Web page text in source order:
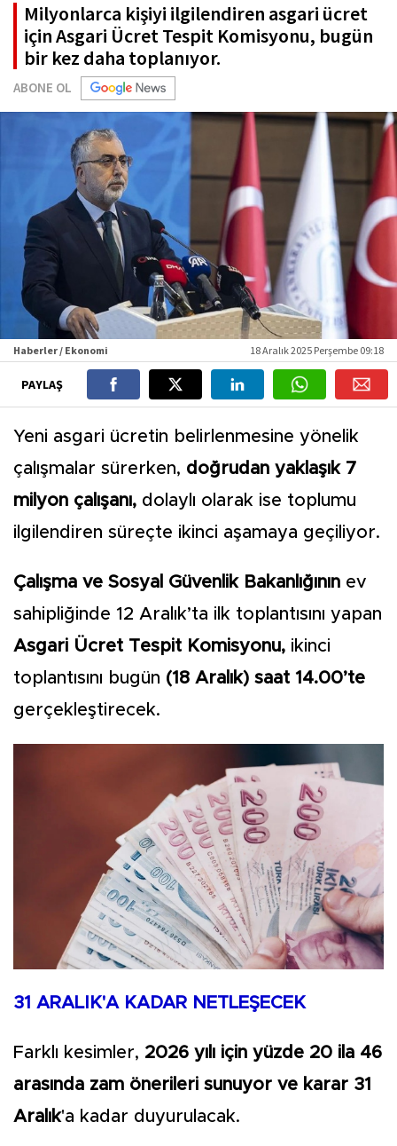
Milyonlarca kişiyi ilgilendiren asgari ücret
için Asgari Ücret Tespit Komisyonu, bugün
bir kez daha toplanıyor.
ABONE OL
Haberler / Ekonomi 18 Aralık 2025 Perşembe 09:18
PAYLAŞ
Yeni asgari ücretin belirlenmesine yönelik
çalışmalar sürerken, doğrudan yaklaşık 7
milyon çalışanı, dolaylı olarak ise toplumu
ilgilendiren süreçte ikinci aşamaya geçiliyor.
Çalışma ve Sosyal Güvenlik Bakanlığının ev
sahipliğinde 12 Aralık’ta ilk toplantısını yapan
Asgari Ücret Tespit Komisyonu, ikinci
toplantısını bugün (18 Aralık) saat 14.00’te
gerçekleştirecek.
31 ARALIK'A KADAR NETLEŞECEK
Farklı kesimler, 2026 yılı için yüzde 20 ila 46
arasında zam önerileri sunuyor ve karar 31
Aralık'a kadar duyurulacak.